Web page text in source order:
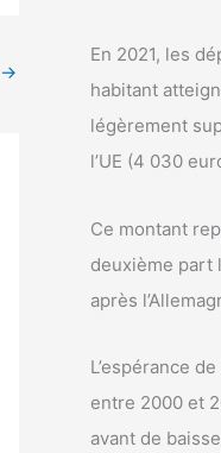
→
En 2021, les
habitant
légèrement
l’UE (4 030
Ce montant
deuxième part
après
L’espérance
entre 2000 et
avant de